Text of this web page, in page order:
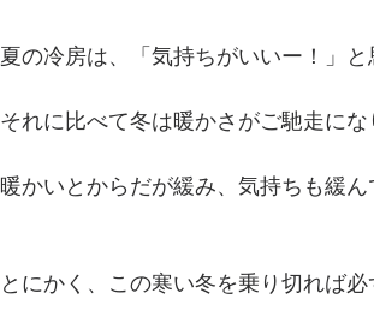
夏の冷房は、「気持ちがいいー！」
それに比べて冬は暖かさがご馳走に
暖かいとからだが緩み、気持ちも緩ん
とにかく、この寒い冬を乗り切れば